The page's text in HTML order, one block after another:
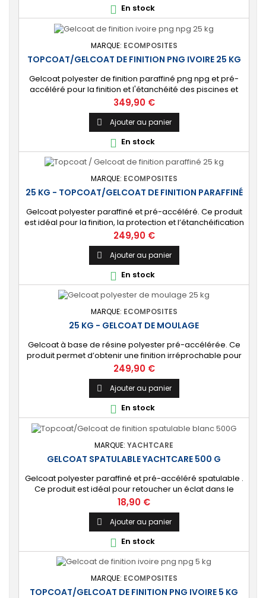
 En stock
MARQUE: ECOMPOSITES
TOPCOAT/GELCOAT DE FINITION PNG IVOIRE 25 KG
Gelcoat polyester de finition paraffiné png npg et pré-
accéléré pour la finition et l'étanchéité des piscines et
bassins. [Finition] : Fournit une couche extérieure lisse
brillante qualité immersion. [Étanche] : Étanchéifie votre
stratification résine et fibre de verre. Livré avec son
catalyseur PMEC 50 cl
Prix
349,90 €
 Ajouter au panier
 En stock
MARQUE: ECOMPOSITES
25 KG - TOPCOAT/GELCOAT DE FINITION PARAFFINÉ
Gelcoat polyester paraffiné et pré-accéléré. Ce produit
est idéal pour la finition, la protection et l’étanchéification
de tout revêtement en polyester sur votre bateau, pièce
technique, camping-car, etc. 🔝 [Finition de qualité]
Fournit une couche extérieure lisse, brillante et uniforme
qui protège durablement la surface visible de votre
stratification...
Prix
249,90 €
 Ajouter au panier
 En stock
MARQUE: ECOMPOSITES
25 KG - GELCOAT DE MOULAGE
Gelcoat à base de résine polyester pré-accélérée. Ce
produit permet d’obtenir une finition irréprochable pour
tout projet de fabrication de pièces composites en
moule : élément de carrosserie ou d’un bateau,
panneau plat, mobilier, objet d’art, etc. Couleur au choix.
🔝 [Finition de qualité] Fournit un revêtement à l’aspect
de surface parfaitement lisse,...
Prix
249,90 €
 Ajouter au panier
 En stock
MARQUE: YACHTCARE
GELCOAT SPATULABLE YACHTCARE 500 G
Gelcoat polyester paraffiné et pré-accéléré spatulable .
Ce produit est idéal pour retoucher un éclat dans le
gelcoat. Coloris : Blanc (Peut-être teinté avec une pâte
colorante). 🔝 [Finition de qualité] Fournit une couche
extérieure lisse, brillante et uniforme qui protège
durablement la surface visible de votre stratification
polyester. ⚙️ [Facile à...
Prix
18,90 €
 Ajouter au panier
 En stock
MARQUE: ECOMPOSITES
TOPCOAT/GELCOAT DE FINITION PNG IVOIRE 5 KG